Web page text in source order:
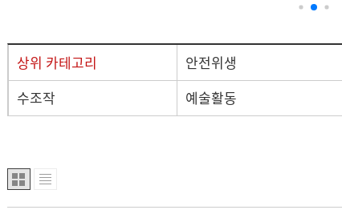
상위 카테고리 안전위생
수조작
예술활동